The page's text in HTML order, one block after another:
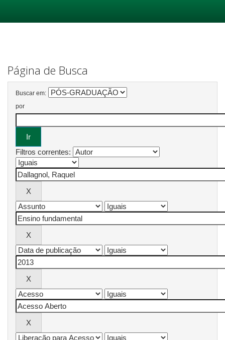
Página de Busca
Buscar em:
por
Filtros correntes: